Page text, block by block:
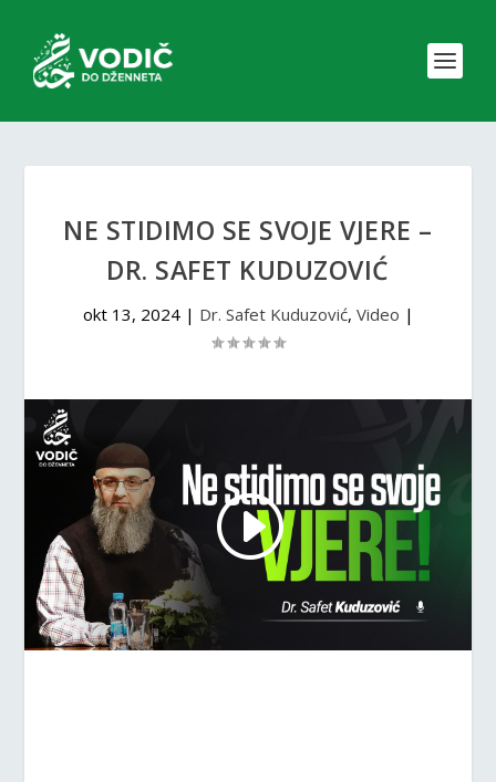
NE STIDIMO SE SVOJE VJERE –
DR. SAFET KUDUZOVIĆ
okt 13, 2024| Dr. Safet Kuduzović, Video |